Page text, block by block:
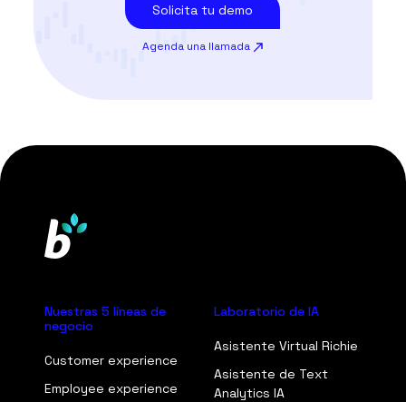
Solicita tu demo
Agenda una llamada
Nuestras 5 líneas de
negocio
Customer experience
Employee experience
Laboratorio de IA
Asistente Virtual Richie
Asistente de Text
Analytics IA